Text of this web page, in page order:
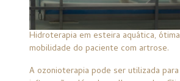
Hidroterapia em esteira aquática,
mobilidade do paciente com artrose.
A ozonioterapia pode ser utilizada